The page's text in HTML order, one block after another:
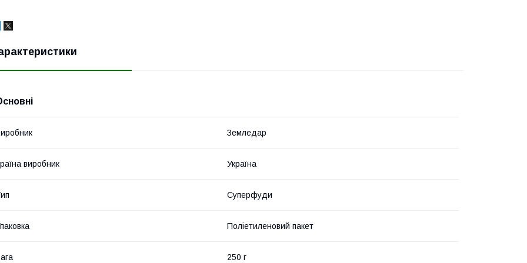
Земледар
виробник Україна
Суперфуди
Поліетиленовий пакет
250 г